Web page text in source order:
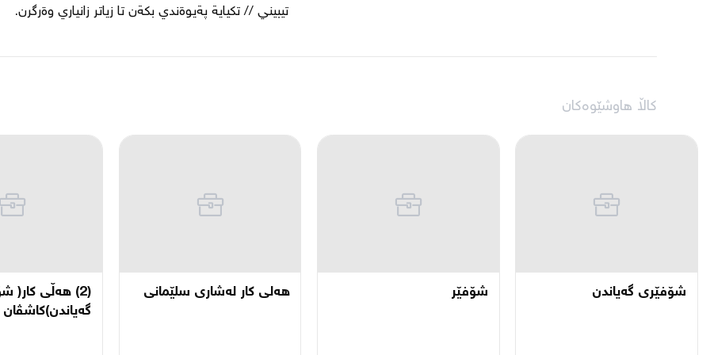
تيبيني // تكياية پةيوةندي بكةن تا زياتر زانياري وةرگرن.
کاڵا هاوشێوەکان
شۆفێری گەیاندن شۆفێر هەلی کار لەشاری سلێمانی
(2) هەڵی کار(
گەیاندن)کاشڤان